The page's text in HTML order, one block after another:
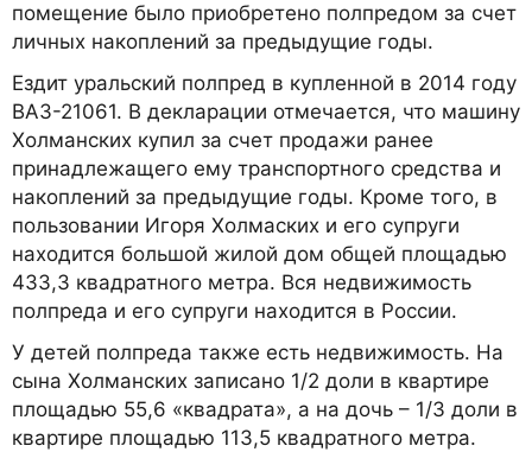
помещение было приобретено полпредом за счет
личных накоплений за предыдущие годы.
Ездит уральский полпред в купленной в 2014 году
ВАЗ-21061. В декларации отмечается, что машину
Холманских купил за счет продажи ранее
принадлежащего ему транспортного средства и
накоплений за предыдущие годы. Кроме того, в
пользовании Игоря Холмаских и его супруги
находится большой жилой дом общей площадью
433,3 квадратного метра. Вся недвижимость
полпреда и его супруги находится в России.
У детей полпреда также есть недвижимость. На
сына Холманских записано 1/2 доли в квартире
площадью 55,6 «квадрата», а на дочь – 1/3 доли в
квартире площадью 113,5 квадратного метра.